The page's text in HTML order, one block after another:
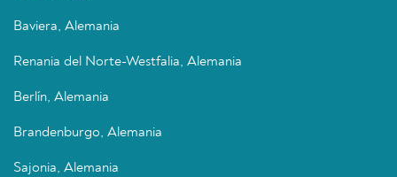
Baviera, Alemania
Renania del Norte-Westfalia, Alemania
Berlín, Alemania
Brandenburgo, Alemania
Sajonia, Alemania